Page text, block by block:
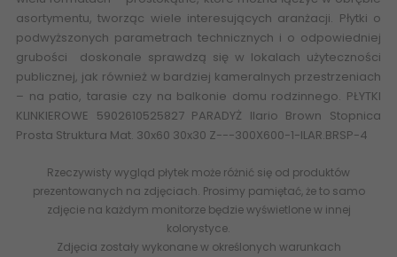
asortymentu, tworząc wiele interesujących aranżacji. Płytki o
podwyższonych parametrach technicznych i o odpowiedniej
grubości doskonale sprawdzą się w lokalach użyteczności
publicznej, jak również w bardziej kameralnych przestrzeniach
– na patio, tarasie czy na balkonie domu rodzinnego. PŁYTKI
KLINKIEROWE 5902610525827 PARADYŻ Ilario Brown Stopnica
Prosta Struktura Mat. 30x60 30x30 Z---300X600-1-ILAR.BRSP-4
Rzeczywisty wygląd płytek może różnić się od produktów
prezentowanych na zdjęciach. Prosimy pamiętać, że to samo
zdjęcie na każdym monitorze będzie wyświetlone w innej
kolorystyce.
Zdjęcia zostały wykonane w określonych warunkach